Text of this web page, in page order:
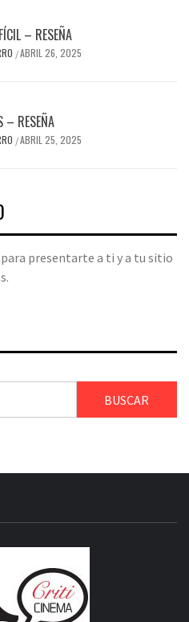
– RESEÑA
/ABRIL 26, 2025
– RESEÑA
/ABRIL 25, 2025
presentarte a ti y a tu sitio